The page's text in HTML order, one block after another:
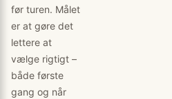
før turen. Målet
er at gøre det
lettere at
vælge rigtigt –
både første
gang og når